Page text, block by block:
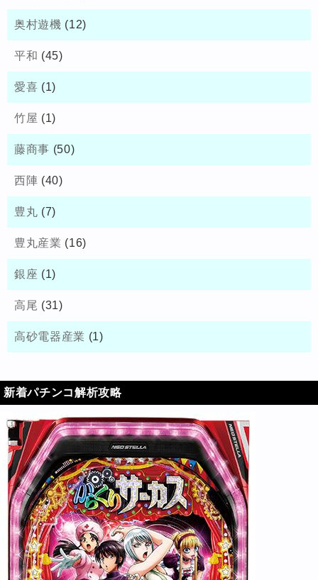
奥村遊機 (12)
平和 (45)
愛喜 (1)
竹屋 (1)
藤商事 (50)
西陣 (40)
豊丸 (7)
豊丸産業 (16)
銀座 (1)
高尾 (31)
高砂電器産業 (1)
新着パチンコ解析攻略